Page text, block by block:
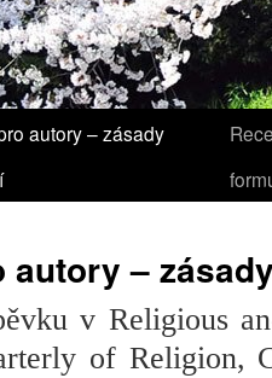
autory – zásady
autory –
v Religious
of Religion,